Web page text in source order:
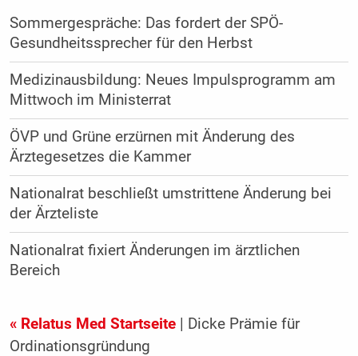
Sommergespräche: Das fordert der SPÖ-
Gesundheitssprecher für den Herbst
Medizinausbildung: Neues Impulsprogramm am
Mittwoch im Ministerrat
ÖVP und Grüne erzürnen mit Änderung des
Ärztegesetzes die Kammer
Nationalrat beschließt umstrittene Änderung bei
der Ärzteliste
Nationalrat fixiert Änderungen im ärztlichen
Bereich
« Relatus Med Startseite| Dicke Prämie für
Ordinationsgründung